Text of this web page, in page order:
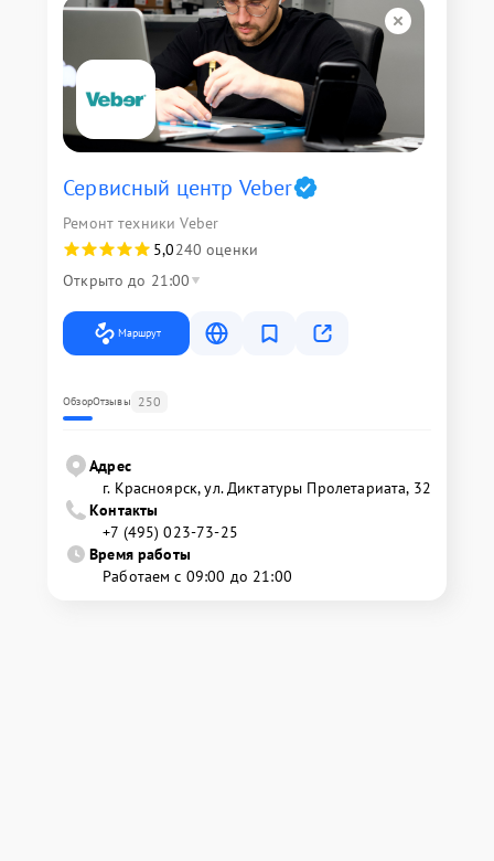
Сервисный центр Veber
Ремонт техники Veber
5,0240 оценки
Открыто до 21:00
Маршрут
ОбзорОтзывы 250
Адрес
г. Красноярск, ул. Диктатуры Пролетариата, 32
Контакты
+7 (495) 023-73-25
Время работы
Работаем с 09:00 до 21:00